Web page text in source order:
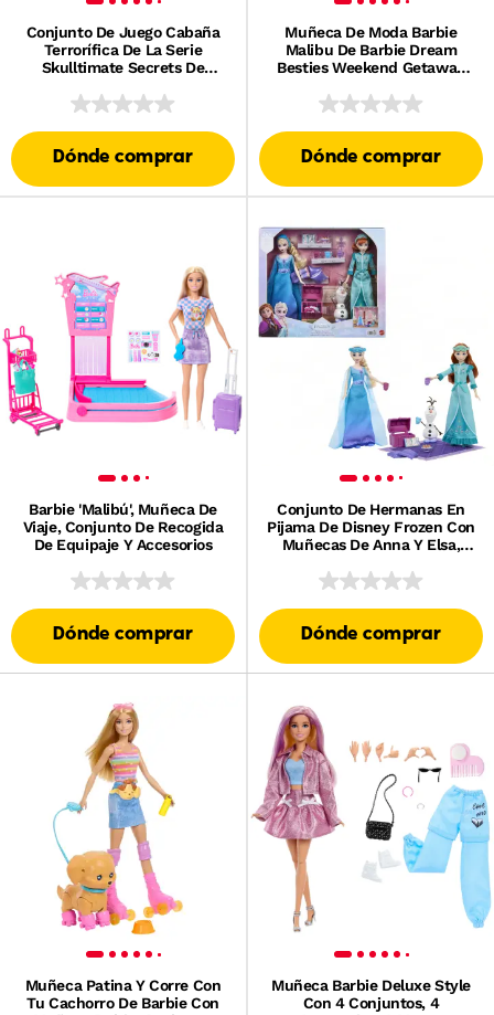
Conjunto De Juego Cabaña
Terrorífica De La Serie
Skulltimate Secrets De
Muñeca Cupid Asteria Y
Dónde comprar
Muñeca De Moda Barbie
Malibu De Barbie Dream
Besties Weekend Getaway
De Viaje
Dónde comprar
Barbie 'Malibú', Muñeca De
Viaje, Conjunto De Recogida
De Equipaje Y Accesorios
Dónde comprar
Conjunto De Hermanas En
Pijama De Disney Frozen Con
Muñecas De Anna Y Elsa,
Dónde comprar
Muñeca Patina Y Corre Con
Tu Cachorro De Barbie Con
Muñeca Barbie Deluxe Style
Con 4 Conjuntos, 4